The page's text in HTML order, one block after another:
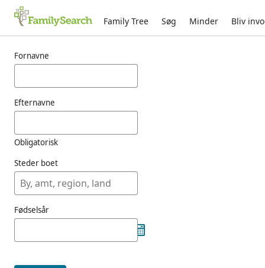
Family Tree Søg Minder Bliv
Fornavne
Efternavne
Obligatorisk
Steder boet
Fødselsår